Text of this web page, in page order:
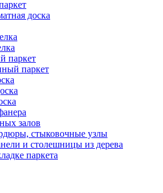
доска
паркет
паркет
залов
стыковочные узлы
и столешницы из дерева
паркета